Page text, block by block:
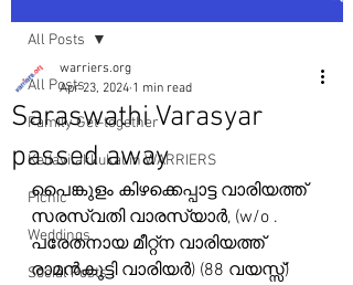
All Posts
Family Get-together
Kedavilakkukal in WARRIERS
Picnic
Weddings
Social Posts
All Posts
Saraswathi Varasyar
passed away
warriers.org
Apr 23, 2024 1 min read
പൈങ്കുളം കിഴക്കെപ്പാട്ട വാരിയത്ത്
സരസ്വതി വാരസ്യാർ, (w/o .
പരേതനായ മീറ്റ്ന വാരിയത്ത്
രാമൻകുട്ടി വാരിയർ) (88 വയസ്സ്)